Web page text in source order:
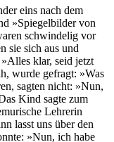
eins nach dem
»Spiegelbilder von
schwindelig vor
sie sich aus und
klar, seid jetzt
wurde gefragt: »Was
sagten nicht: »Nun,
Kind sagte zum
Lehrerin
lasst uns über den
»Nun, ich habe